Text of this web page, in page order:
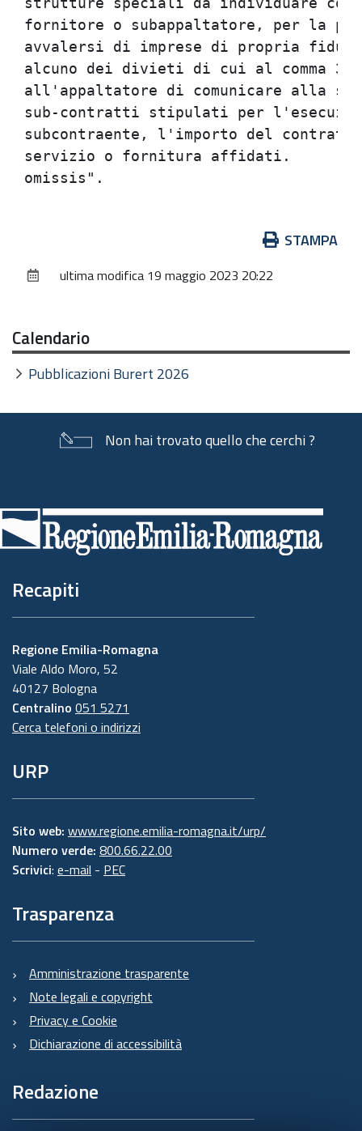
fornitore o subappaltatore, per
avvalersi di imprese di
alcuno dei divieti di cui al
all'appaltatore di comunicare
sub-contratti stipulati per
subcontraente, l'importo
servizio o
documento
STAMPA
ultima modifica 19 maggio 2023 20:22
Calendario
Pubblicazioni Burert 2026
Non hai trovato quello che cerchi ?
di
pagina
Recapiti
Regione Emilia-Romagna
Viale Aldo Moro, 52
40127 Bologna
Centralino 051 5271
Cerca telefoni o indirizzi
URP
Sito web: www.regione.emilia-romagna.it/urp/
Numero verde: 800.66.22.00
Scrivici: e-mail - PEC
Trasparenza
Amministrazione trasparente
Note legali e copyright
Privacy e Cookie
Dichiarazione di accessibilità
Redazione